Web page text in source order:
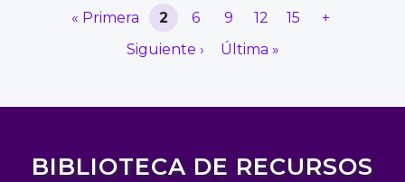
« Primera 2 6 9 12 15
+
Siguiente ›
Última »
BIBLIOTECA DE RECURSOS